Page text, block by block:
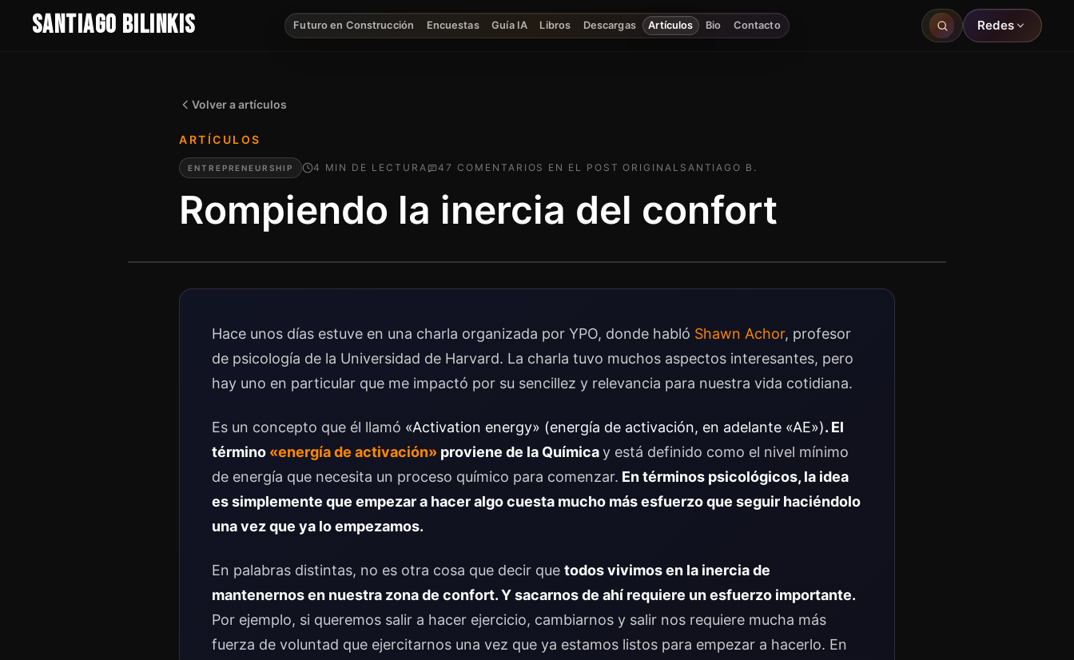
SANTIAGO BILINKIS Futuro en Construcción Encuestas Guía IA Libros Descargas Artículos Bio Contacto Redes
Volver a artículos
ARTÍCULOS
ENTREPRENEURSHIP 4 MIN DE LECTURA 47 COMENTARIOS EN EL POST ORIGINAL SANTIAGO B.
Rompiendo la inercia del confort
Hace unos días estuve en una charla organizada por YPO, donde habló Shawn Achor, profesor
de psicología de la Universidad de Harvard. La charla tuvo muchos aspectos interesantes, pero
hay uno en particular que me impactó por su sencillez y relevancia para nuestra vida cotidiana.
Es un concepto que él llamó «Activation energy» (energía de activación, en adelante «AE»). El
término «energía de activación» proviene de la Químicay está definido como el nivel mínimo
de energía que necesita un proceso químico para comenzar. En términos psicológicos, la idea
es simplemente que empezar a hacer algo cuesta mucho más esfuerzo que seguir haciéndolo
una vez que ya lo empezamos.
En palabras distintas, no es otra cosa que decir que todos vivimos en la inercia de
mantenernos en nuestra zona de confort. Y sacarnos de ahí requiere un esfuerzo importante.
Por ejemplo, si queremos salir a hacer ejercicio, cambiarnos y salir nos requiere mucha más
fuerza de voluntad que ejercitarnos una vez que ya estamos listos para empezar a hacerlo. En